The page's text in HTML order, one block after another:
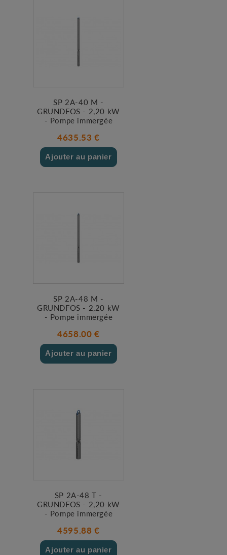
SP 2A-40 M -
GRUNDFOS - 2,20 kW
- Pompe immergée
4635.53 €
Ajouter au panier
SP 2A-48 M -
GRUNDFOS - 2,20 kW
- Pompe immergée
4658.00 €
Ajouter au panier
SP 2A-48 T -
GRUNDFOS - 2,20 kW
- Pompe immergée
4595.88 €
Ajouter au panier